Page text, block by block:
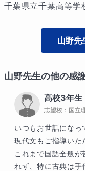
千葉県立千葉高等学
山野先
山野先生の他の感
高校3年生
志望校： 国立
いつもお世話になっ
現代文もご指導いた
これまで国語全般
れず、特に古典は手